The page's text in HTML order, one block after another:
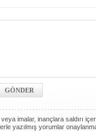
imalar, inançlara saldırı
yazılmış yorumlar